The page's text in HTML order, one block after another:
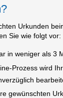
Urkunden
Sie wie folgt vor:
in weniger als 3
Prozess wird
gewünschten